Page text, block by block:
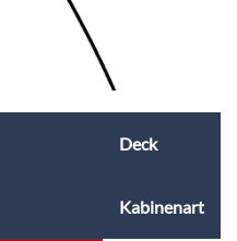
Deck
Kabinenart